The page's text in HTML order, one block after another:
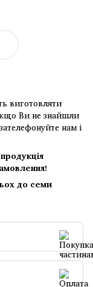
виготовляти
Ви не знайшли
нам і
до семи